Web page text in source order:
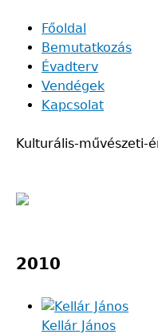
main
content
Main
navigation
Főoldal
Bemutatkozás
Évadterv
Vendégek
Kapcsolat
Kulturális-művészeti-
to
2010
Kellár János